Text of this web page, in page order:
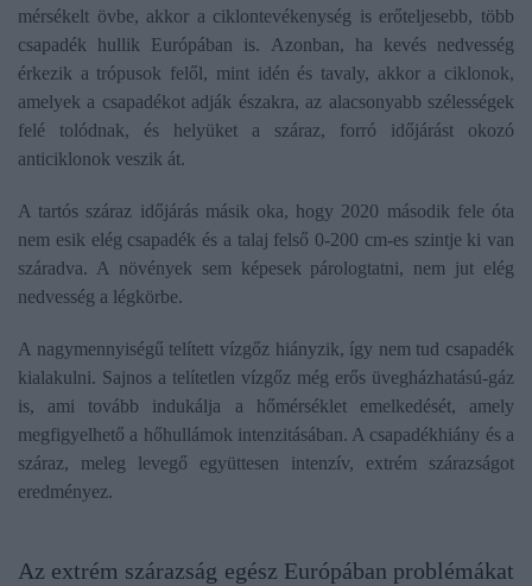
mérsékelt övbe, akkor a ciklontevékenység is erőteljesebb, több
csapadék hullik Európában is. Azonban, ha kevés nedvesség
érkezik a trópusok felől, mint idén és tavaly, akkor a ciklonok,
amelyek a csapadékot adják északra, az alacsonyabb szélességek
felé tolódnak, és helyüket a száraz, forró időjárást okozó
anticiklonok veszik át.
A tartós száraz időjárás másik oka, hogy 2020 második fele óta
nem esik elég csapadék és a talaj felső 0-200 cm-es szintje ki van
száradva. A növények sem képesek párologtatni, nem jut elég
nedvesség a légkörbe.
A nagymennyiségű telített vízgőz hiányzik, így nem tud csapadék
kialakulni. Sajnos a telítetlen vízgőz még erős üvegházhatású-gáz
is, ami tovább indukálja a hőmérséklet emelkedését, amely
megfigyelhető a hőhullámok intenzitásában. A csapadékhiány és a
száraz, meleg levegő együttesen intenzív, extrém szárazságot
eredményez.
Az extrém szárazság egész Európában problémákat